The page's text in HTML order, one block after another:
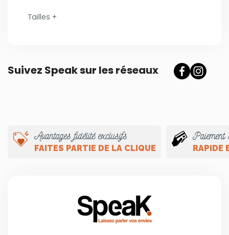
Tailles +
Suivez Speak sur les réseaux
Avantages fidélité exclusifs
FAITES PARTIE DE LA CLIQUE
Paiement
RAPIDE